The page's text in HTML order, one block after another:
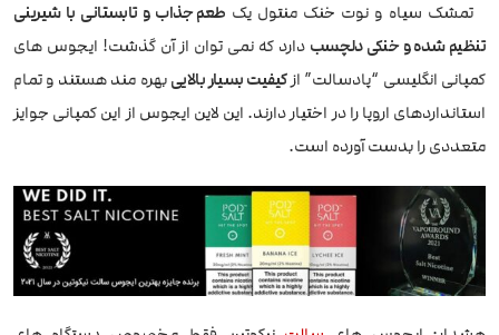
تمشک سیاه و نوت خنک منتول یک طعم جذاب و تابستانی با شیرینی
تنظیم شده و خنکی دلچسب دارد که نمی توان از آن گذشت! ایجوس های
کمپانی انگلیسی “پادسالت” ازکیفیت بسیار بالاییبهره مند هستند و تمام
استانداردهای اروپا را در اختیار دارند. این لاین ایجوس از این کمپانی جوایز
متعددی را بدست آورده است.